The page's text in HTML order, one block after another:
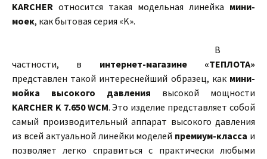
KARCHER относится такая модельная линейка мини-
моек, как бытовая серия «K».
В
частности, в интернет-магазине «ТЕПЛОТА»
представлен такой интереснейший образец, как мини-
мойка высокого давления высокой мощности
KARCHER K 7.650 WCM. Это изделие представляет собой
самый производительный аппарат высокого давления
из всей актуальной линейки моделей премиум-класса и
позволяет легко справиться с практически любыми